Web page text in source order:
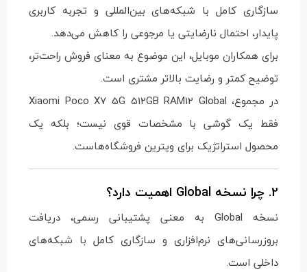
سازگاری کامل با شبکه‌های بین‌المللی و تجربه کاربری
پایدار، احتمال نارضایتی یا مرجوعی را کاهش می‌دهد.
برای همکاران موبایل، این موضوع به معنای فروش راحت‌تر،
توضیح کمتر و رضایت بالاتر مشتری است.
در مجموع، Xiaomi Poco X7 5G 512GB RAM12 Global
فقط یک گوشی با مشخصات قوی نیست؛ بلکه یک
محصول استراتژیک برای ویترین فروشگاه‌هاست.
2. چرا نسخه Global اهمیت دارد؟
نسخه Global به معنی پشتیبانی رسمی، دریافت
بروزرسانی‌های نرم‌افزاری و سازگاری کامل با شبکه‌های
داخلی است.